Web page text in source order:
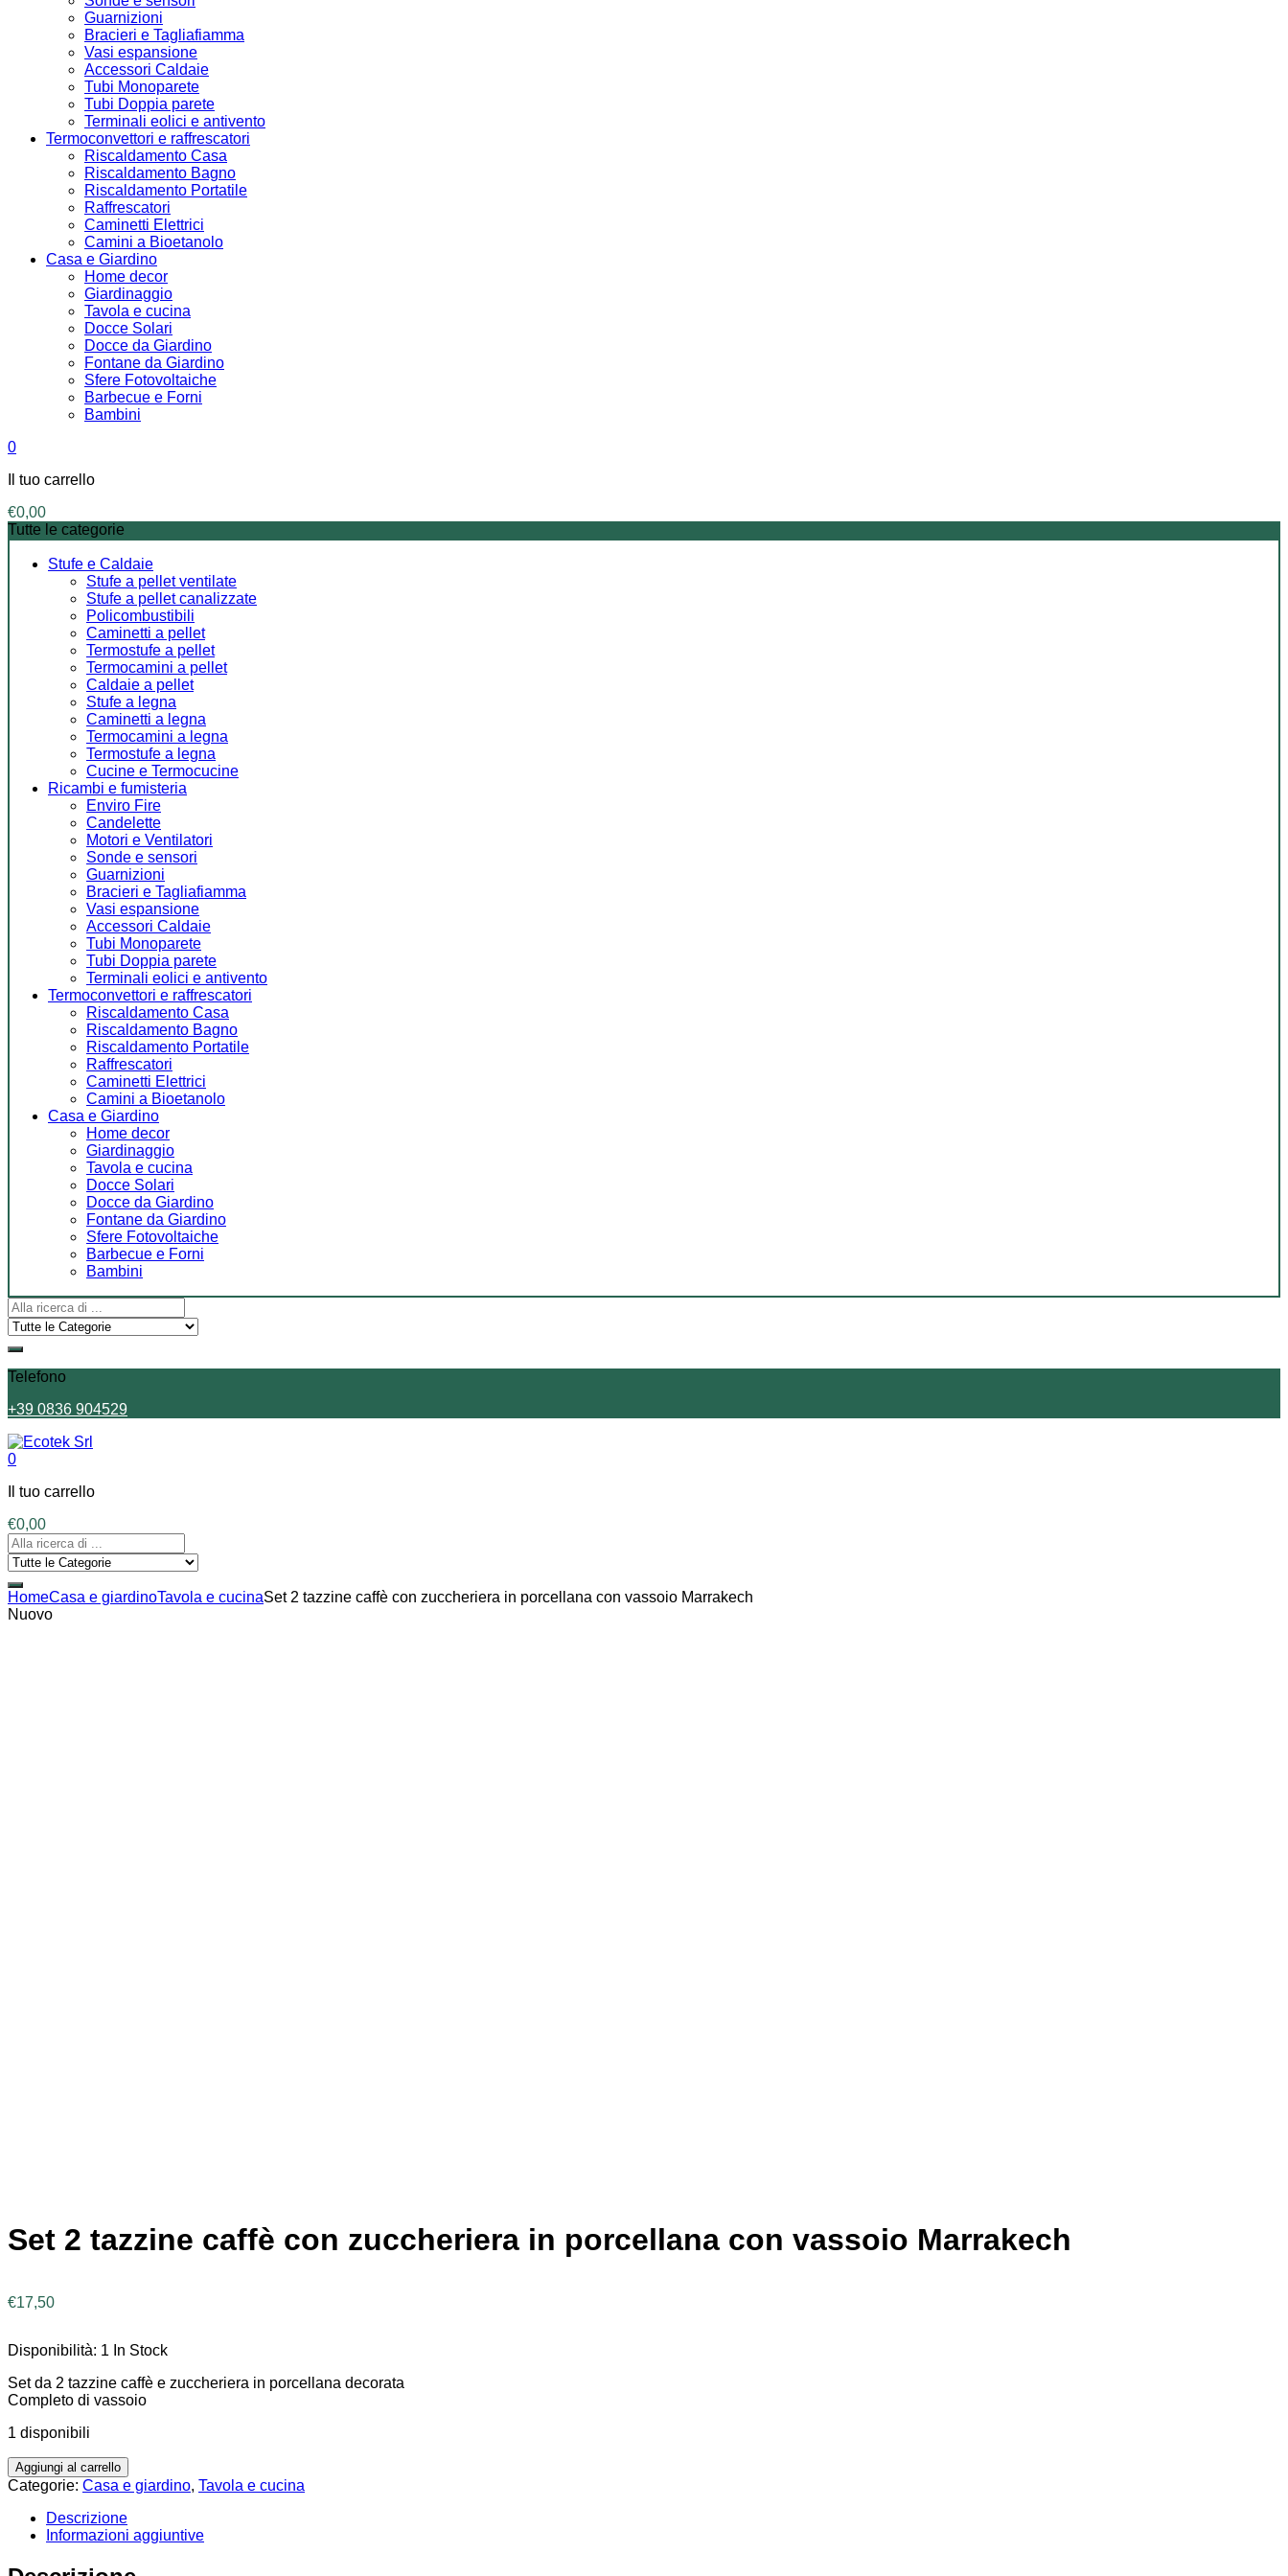
Guarnizioni
Bracieri e Tagliafiamma
Vasi espansione
Accessori Caldaie
Tubi Monoparete
Tubi Doppia parete
Terminali eolici e antivento
Termoconvettori e raffrescatori
Riscaldamento Casa
Riscaldamento Bagno
Riscaldamento Portatile
Raffrescatori
Caminetti Elettrici
Camini a Bioetanolo
Casa e Giardino
Home decor
Giardinaggio
Tavola e cucina
Docce Solari
Docce da Giardino
Fontane da Giardino
Sfere Fotovoltaiche
Barbecue e Forni
Bambini
0
Il tuo carrello
€0,00
Tutte le categorie
Stufe e Caldaie
Stufe a pellet ventilate
Stufe a pellet canalizzate
Policombustibili
Caminetti a pellet
Termostufe a pellet
Termocamini a pellet
Caldaie a pellet
Stufe a legna
Caminetti a legna
Termocamini a legna
Termostufe a legna
Cucine e Termocucine
Ricambi e fumisteria
Enviro Fire
Candelette
Motori e Ventilatori
Sonde e sensori
Guarnizioni
Bracieri e Tagliafiamma
Vasi espansione
Accessori Caldaie
Tubi Monoparete
Tubi Doppia parete
Terminali eolici e antivento
Termoconvettori e raffrescatori
Riscaldamento Casa
Riscaldamento Bagno
Riscaldamento Portatile
Raffrescatori
Caminetti Elettrici
Camini a Bioetanolo
Casa e Giardino
Home decor
Giardinaggio
Tavola e cucina
Docce Solari
Docce da Giardino
Fontane da Giardino
Sfere Fotovoltaiche
Barbecue e Forni
Bambini
Telefono
+39 0836 904529
0
Il tuo carrello
€0,00
HomeCasa e giardinoTavola e cucinaSet 2 tazzine caffè con zuccheriera in porcellana con vassoio Marrakech
Nuovo
Set 2 tazzine caffè con zuccheriera in porcellana con vassoio Marrakech
€17,50
Disponibilità: 1 In Stock
Set da 2 tazzine caffè e zuccheriera in porcellana decorata
Completo di vassoio
1 disponibili
Aggiungi al carrello
Categorie: Casa e giardino, Tavola e cucina
Descrizione
Informazioni aggiuntive